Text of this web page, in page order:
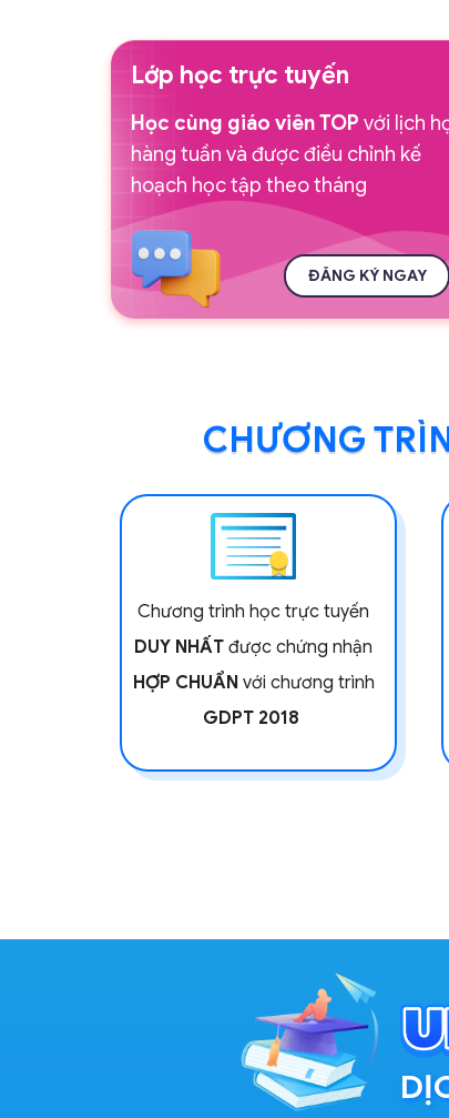
Chương trình học trực tuyến
DUY NHẤT được chứng nhận
HỢP CHUẨN với chương trình
GDPT 2018
Lớp học trực tuyến
Học cùng giáo viên TOP với lịch
hàng tuần và được điều chỉnh kế
hoạch học tập theo tháng
ĐĂNG KÝ NGAY
CHƯƠNG